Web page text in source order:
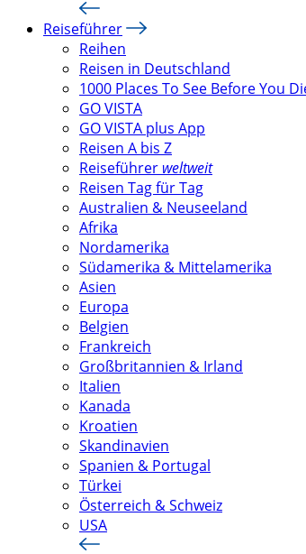
Reiseführer
Reihen
Reisen in Deutschland
1000 Places To See Before You
GO VISTA
GO VISTA plus App
Reisen A bis Z
Reiseführer weltweit
Reisen Tag für Tag
Australien & Neuseeland
Afrika
Nordamerika
Südamerika & Mittelamerika
Asien
Europa
Belgien
Frankreich
Großbritannien & Irland
Italien
Kanada
Kroatien
Skandinavien
Spanien & Portugal
Türkei
Österreich & Schweiz
USA